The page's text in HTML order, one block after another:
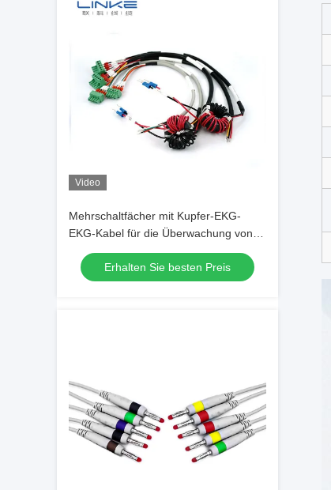
Video
Mehrschaltfächer mit Kupfer-EKG-
EKG-Kabel für die Überwachung von
Hochspannungssignalen in
medizinischen Anwendungen
Erhalten Sie besten Preis